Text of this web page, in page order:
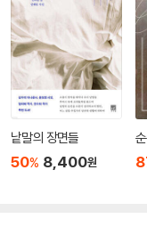
낱말의 장면들
50% 8,400원